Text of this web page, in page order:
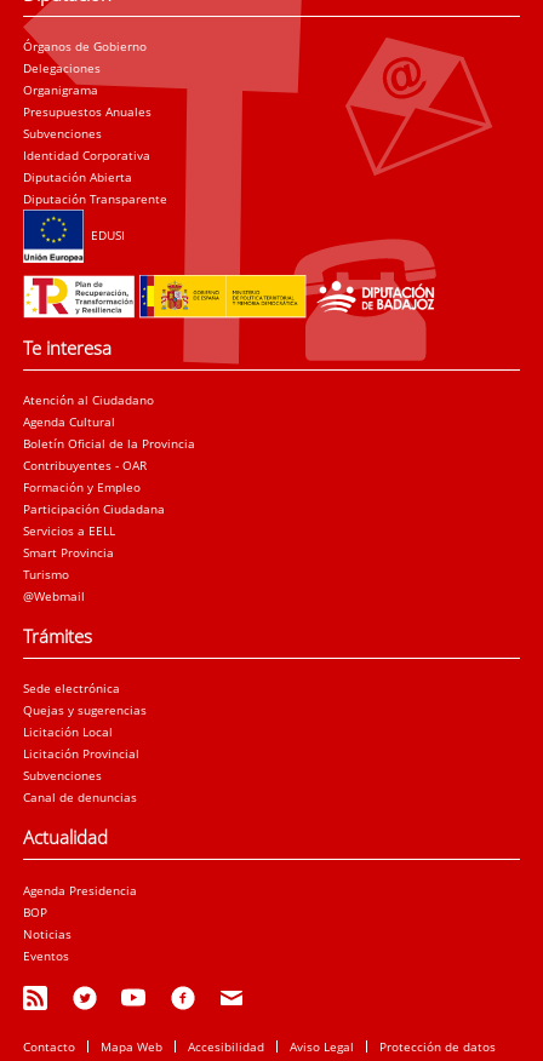
Órganos de Gobierno
Delegaciones
Organigrama
Presupuestos Anuales
Subvenciones
Identidad Corporativa
Diputación Abierta
Diputación Transparente
EDUSI
Te interesa
Atención al Ciudadano
Agenda Cultural
Boletín Oficial de la Provincia
Contribuyentes - OAR
Formación y Empleo
Participación Ciudadana
Servicios a EELL
Smart Provincia
Turismo
@Webmail
Trámites
Sede electrónica
Quejas y sugerencias
Licitación Local
Licitación Provincial
Subvenciones
Canal de denuncias
Actualidad
Agenda Presidencia
BOP
Noticias
Eventos
Contacto Mapa Web Accesibilidad Aviso Legal Protección de datos